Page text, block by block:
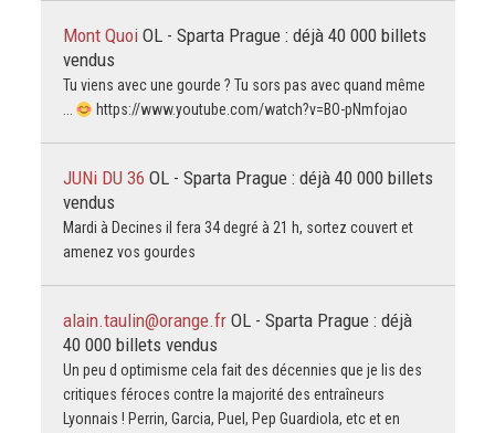
Mont Quoi OL - Sparta Prague : déjà 40 000 billets
vendus
Tu viens avec une gourde ? Tu sors pas avec quand même
...
https://www.youtube.com/watch?v=BO-pNmfojao
JUNi DU 36 OL - Sparta Prague : déjà 40 000 billets
vendus
Mardi à Decines il fera 34 degré à 21 h, sortez couvert et
amenez vos gourdes
alain.taulin@orange.fr OL - Sparta Prague : déjà
40 000 billets vendus
Un peu d optimisme cela fait des décennies que je lis des
critiques féroces contre la majorité des entraîneurs
Lyonnais ! Perrin, Garcia, Puel, Pep Guardiola, etc et en